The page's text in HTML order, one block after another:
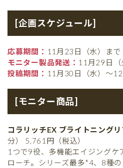
[企画スケジュール]
応募期間： 11月23日（水）まで
モニター製品発送： 11月29日（
投稿期間： 11月30日（水）～12
[モニター商品]
コラリッチEX ブライトニング
分） 5,761円（税込）
1つで9役、多機能エイジング
ローチ。シリーズ最多*4、8種